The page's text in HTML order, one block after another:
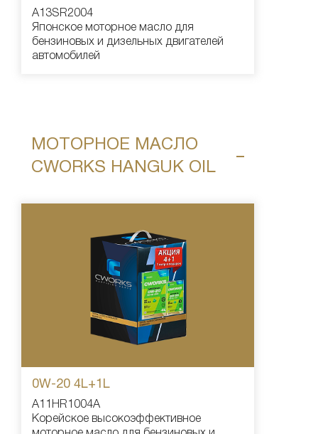
A13SR2004
Японское моторное масло для
бензиновых и дизельных двигателей
автомобилей
МОТОРНОЕ МАСЛО
CWORKS HANGUK OIL
0W-20 4L+1L
A11HR1004A
Корейское высокоэффективное